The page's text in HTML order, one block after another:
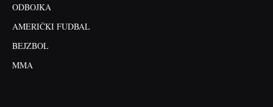
ODBOJKA
AMERIČKI FUDBAL
BEJZBOL
MMA